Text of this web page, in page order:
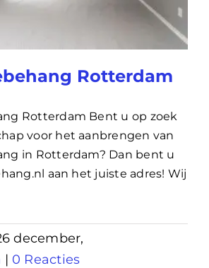
Rotterdam
Rotterdam Bent u op zoek
voor het aanbrengen van
in Rotterdam? Dan bent u
aan het juiste adres! Wij
december,
| 0 Reacties